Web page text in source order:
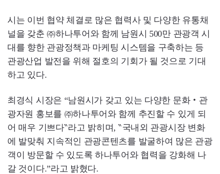
시는 이번 협약 체결로 많은 협력사 및 다양한 유통채
널을 갖춘 ㈜하나투어와 함께 남원시 500만 관광객 시
대를 향한 관광정책과 마케팅 시스템을 구축하는 등
관광산업 발전을 위해 절호의 기회가 될 것으로 기대
하고 있다.
최경식 시장은 “남원시가 갖고 있는 다양한 문화‧관
광자원 홍보를 ㈜하나투어와 함께 추진할 수 있게 되
어 매우 기쁘다‶라고 밝히며, ‶국내외 관광시장 변화
에 발맞춰 지속적인 관광콘텐츠를 발굴하여 많은 관광
객이 방문할 수 있도록 하나투어와 협력을 강화해 나
갈 것이다.”라고 밝혔다.